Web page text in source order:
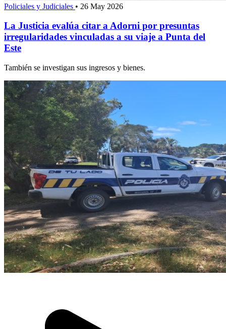
Policiales y Judiciales • 26 May 2026
La Justicia evalúa citar a Adorni por presuntas
irregularidades vinculadas a su viaje a Punta del
Este
También se investigan sus ingresos y bienes.